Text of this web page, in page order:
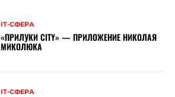
ІТ-СФЕРА
«ПРИЛУКИ CITY» — ПРИЛОЖЕНИЕ НИКОЛАЯ
МИКОЛЮКА
ІТ-СФЕРА